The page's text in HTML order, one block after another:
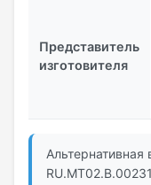
Представитель
изготовителя
Альтернативная